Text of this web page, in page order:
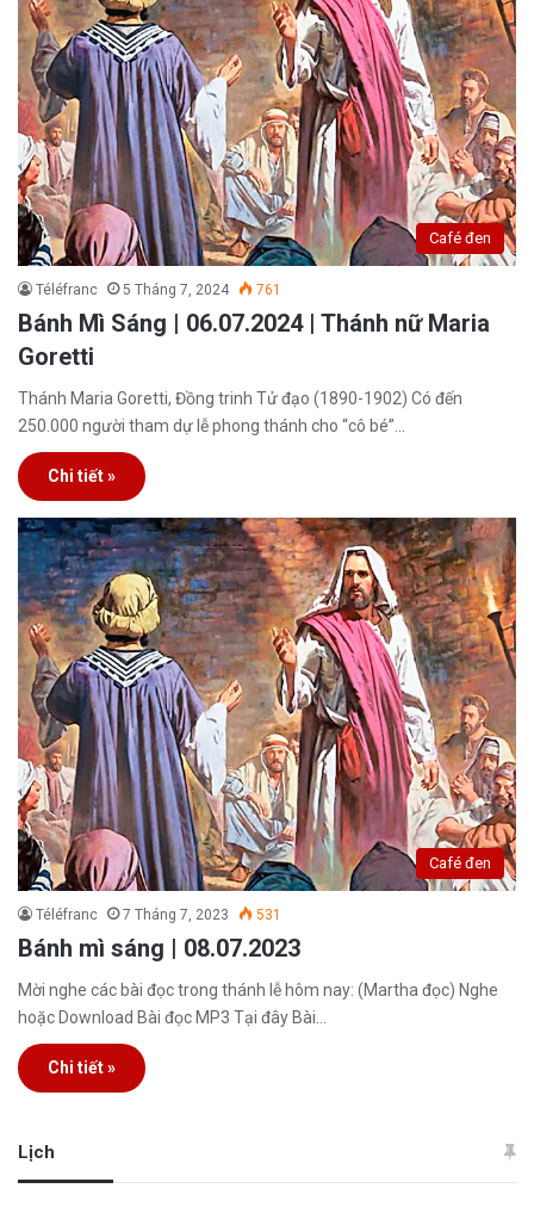
Café đen
Téléfranc 5 Tháng 7, 2024 761
Bánh Mì Sáng | 06.07.2024 | Thánh nữ Maria
Goretti
Thánh Maria Goretti, Đồng trinh Tử đạo (1890-1902) Có đến
250.000 người tham dự lễ phong thánh cho “cô bé”…
Chi tiết »
Café đen
Téléfranc 7 Tháng 7, 2023 531
Bánh mì sáng | 08.07.2023
Mời nghe các bài đọc trong thánh lễ hôm nay: (Martha đọc) Nghe
hoặc Download Bài đọc MP3 Tại đây Bài…
Chi tiết »
Lịch